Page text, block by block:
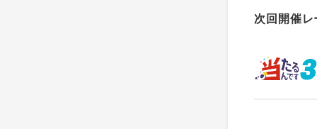
次回開催